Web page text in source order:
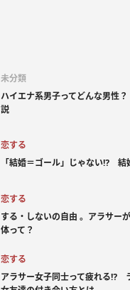
未分類
ハイエナ系男子ってどんな男性
説
恋する
「結婚＝ゴール」じゃない⁉ 結
恋する
する・しないの自由 。アラサー
体って？
恋する
アラサー女子同士って疲れる⁉